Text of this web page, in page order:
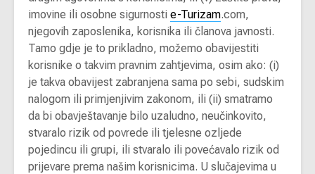
imovine ili osobne sigurnosti e-Turizam.com,
njegovih zaposlenika, korisnika ili članova javnosti.
Tamo gdje je to prikladno, možemo obavijestiti
korisnike o takvim pravnim zahtjevima, osim ako: (i)
je takva obavijest zabranjena sama po sebi, sudskim
nalogom ili primjenjivim zakonom, ili (ii) smatramo
da bi obavještavanje bilo uzaludno, neučinkovito,
stvaralo rizik od povrede ili tjelesne ozljede
pojedincu ili grupi, ili stvaralo ili povećavalo rizik od
prijevare prema našim korisnicima. U slučajevima u